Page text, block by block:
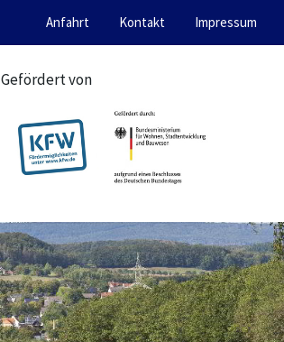
Anfahrt Kontakt Impressum
Gefördert von